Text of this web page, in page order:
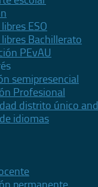
ESO
Bachillerato
PEvAU
semipresencial
Profesional
distrito único
idiomas